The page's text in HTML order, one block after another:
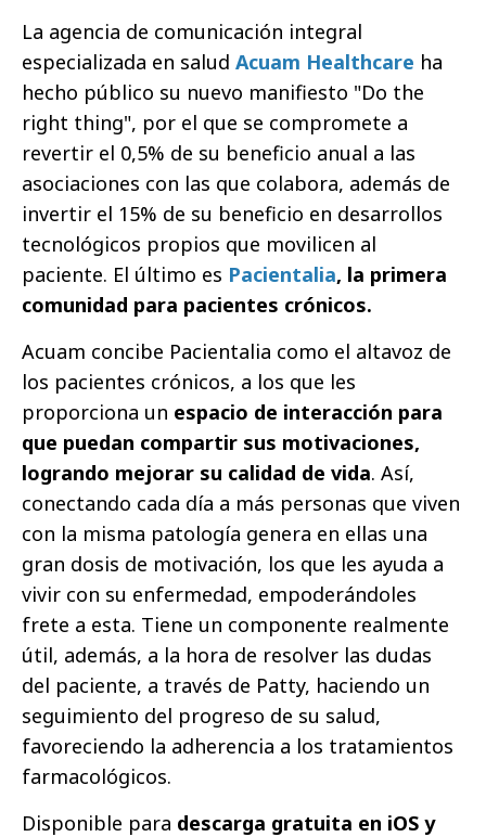
La agencia de comunicación integral
especializada en salud Acuam Healthcare ha
hecho público su nuevo manifiesto "Do the
right thing", por el que se compromete a
revertir el 0,5% de su beneficio anual a las
asociaciones con las que colabora, además de
invertir el 15% de su beneficio en desarrollos
tecnológicos propios que movilicen al
paciente. El último es Pacientalia, la primera
comunidad para pacientes crónicos.
Acuam concibe Pacientalia como el altavoz de
los pacientes crónicos, a los que les
proporciona un espacio de interacción para
que puedan compartir sus motivaciones,
logrando mejorar su calidad de vida. Así,
conectando cada día a más personas que viven
con la misma patología genera en ellas una
gran dosis de motivación, los que les ayuda a
vivir con su enfermedad, empoderándoles
frete a esta. Tiene un componente realmente
útil, además, a la hora de resolver las dudas
del paciente, a través de Patty, haciendo un
seguimiento del progreso de su salud,
favoreciendo la adherencia a los tratamientos
farmacológicos.
Disponible para descarga gratuita en iOS y